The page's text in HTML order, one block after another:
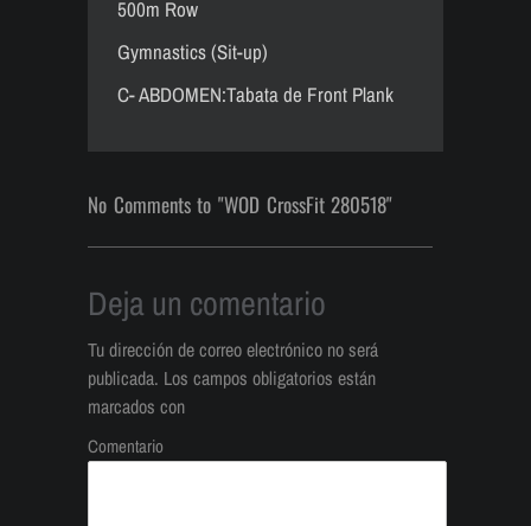
500m Row
Gymnastics (Sit-up)
C- ABDOMEN:Tabata de Front Plank
No Comments to "WOD CrossFit 280518"
Deja un comentario
Tu dirección de correo electrónico no será
publicada. Los campos obligatorios están
marcados con
Comentario